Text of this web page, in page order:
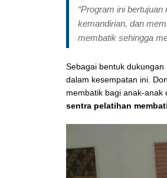
“Program ini
kemandirian, dan
membatik sehingga
Sebagai bentuk
dalam kesempatan ini.
membatik bagi anak-anak
sentra pelatihan